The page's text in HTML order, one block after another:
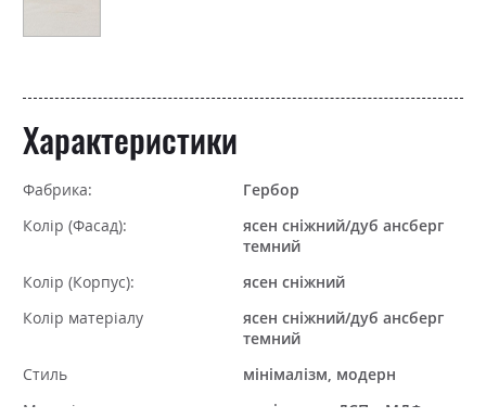
Характеристики
Фабрика:
Гербор
Колір (Фасад):
ясен сніжний/дуб ансберг
темний
Колір (Корпус):
ясен сніжний
Колір матеріалу
ясен сніжний/дуб ансберг
темний
Стиль
мінімалізм, модерн
Матеріал
ламінована ДСП з МДФ